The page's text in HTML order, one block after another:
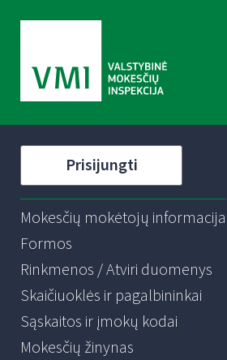
Prisijungti
Mokesčių mokėtojų informacija
Formos
Rinkmenos / Atviri duomenys
Skaičiuoklės ir pagalbininkai
Sąskaitos ir įmokų kodai
Mokesčių žinynas